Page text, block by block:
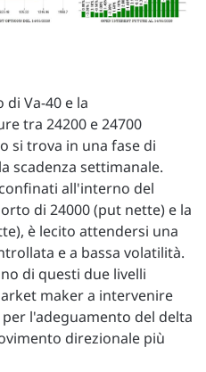
Va-40 e la
tra 24200 e 24700
si trova in una fase di
scadenza settimanale.
all'interno del
di 24000 (put nette) e la
è lecito attendersi una
e a bassa volatilità.
di questi due livelli
maker a intervenire
l'adeguamento del delta
direzionale più